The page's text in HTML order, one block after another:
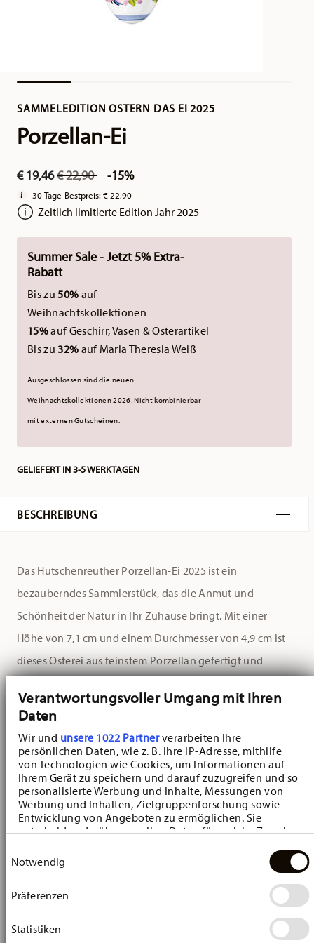
Verantwortungsvoller Umgang mit Ihren
Daten
Wir und unsere 1022 Partnerverarbeiten Ihre
persönlichen Daten, wie z. B. Ihre IP-Adresse, mithilfe
von Technologien wie Cookies, um Informationen auf
Ihrem Gerät zu speichern und darauf zuzugreifen und so
personalisierte Werbung und Inhalte, Messungen von
Werbung und Inhalten, Zielgruppenforschung sowie
Entwicklung von Angeboten zu ermöglichen. Sie
entscheiden darüber, wer Ihre Daten für welche Zwecke
Cookie-Erklärung oder durch Klicken auf das Privacy
Trigger Symbol ändern oder widerrufen
Wenn Sie es erlauben, würden wir auch gerne:
erfassen, welche bis auf einige Meter genau sein
Notwendig
Präferenzen
Statistiken
SAMMELEDITION OSTERN DAS EI 2025
Porzellan-Ei
€ 19,46Price reduced from
€ 22,90to -15%
30-Tage-Bestpreis:€ 22,90
Zeitlich limitierte Edition Jahr 2025
Summer Sale - Jetzt 5% Extra-
Rabatt
Bis zu 50% auf
Weihnachtskollektionen
15%auf Geschirr, Vasen & Osterartikel
Bis zu32% auf Maria Theresia Weiß
Ausgeschlossen sind die neuen
Weihnachtskollektionen 2026.Nicht kombinierbar
mit externen Gutscheinen.
GELIEFERT IN 3-5 WERKTAGEN
BESCHREIBUNG
Das Hutschenreuther Porzellan-Ei 2025 ist ein
bezauberndes Sammlerstück, das die Anmut und
Schönheit der Natur in Ihr Zuhause bringt. Mit einer
Höhe von 7,1 cm und einem Durchmesser von 4,9 cm ist
dieses Osterei aus feinstem Porzellan gefertigt und
Frühlingsblumen in zarten Farben.
Das detailreiche Design fängt die Lebendigkeit des
Frühlings ein und macht das Porzellan-Ei zu einem
perfekten Schmuckstück für Ihren Osterstrauch oder als
dekoratives Element in Ihrer Frühlingsdekoration. Die
glänzende Oberfläche und die sorgfältige Bemalung
Als Teil der jährlichen Hutschenreuther-Sammeledition
zu Ostern ist dieses Porzellan-Ei nicht nur ein